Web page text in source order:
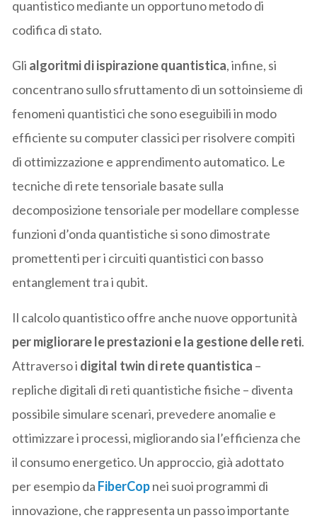
quantistico mediante un opportuno metodo di
codifica di stato.
Gli algoritmi di ispirazione quantistica, infine, si
concentrano sullo sfruttamento di un sottoinsieme di
fenomeni quantistici che sono eseguibili in modo
efficiente su computer classici per risolvere compiti
di ottimizzazione e apprendimento automatico. Le
tecniche di rete tensoriale basate sulla
decomposizione tensoriale per modellare complesse
funzioni d’onda quantistiche si sono dimostrate
promettenti per i circuiti quantistici con basso
entanglement tra i qubit.
Il calcolo quantistico offre anche nuove opportunità
per migliorare le prestazioni e la gestione delle reti.
Attraverso i digital twin di rete quantistica –
repliche digitali di reti quantistiche fisiche – diventa
possibile simulare scenari, prevedere anomalie e
ottimizzare i processi, migliorando sia l’efficienza che
il consumo energetico. Un approccio, già adottato
per esempio da FiberCopnei suoi programmi di
innovazione, che rappresenta un passo importante